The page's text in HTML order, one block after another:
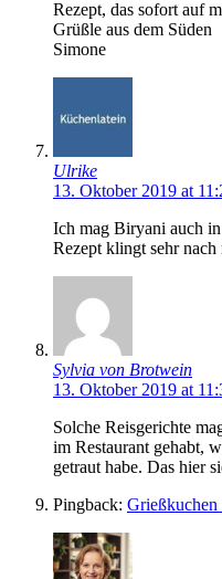
Rezept, das sofort auf
Grüßle aus dem Süden
Simone
Ulrike
13. Oktober 2019 at
Ich mag Biryani auch
Rezept klingt sehr nach
Sylvia von Brotwein
13. Oktober 2019 at
Solche Reisgerichte
im Restaurant gehabt,
getraut habe. Das hier
Pingback: